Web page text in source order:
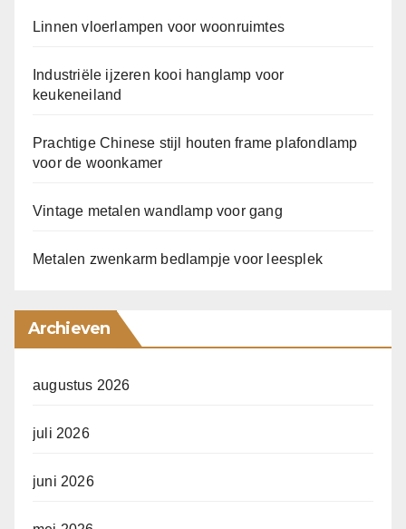
Linnen vloerlampen voor woonruimtes
Industriële ijzeren kooi hanglamp voor
keukeneiland
Prachtige Chinese stijl houten frame plafondlamp
voor de woonkamer
Vintage metalen wandlamp voor gang
Metalen zwenkarm bedlampje voor leesplek
Archieven
augustus 2026
juli 2026
juni 2026